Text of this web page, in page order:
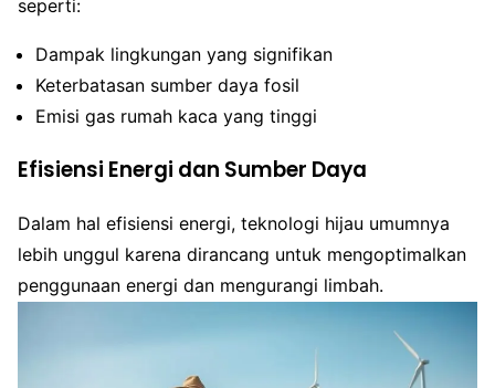
seperti:
Dampak lingkungan yang signifikan
Keterbatasan sumber daya fosil
Emisi gas rumah kaca yang tinggi
Efisiensi Energi dan Sumber Daya
Dalam hal efisiensi energi, teknologi hijau umumnya
lebih unggul karena dirancang untuk mengoptimalkan
penggunaan energi dan mengurangi limbah.